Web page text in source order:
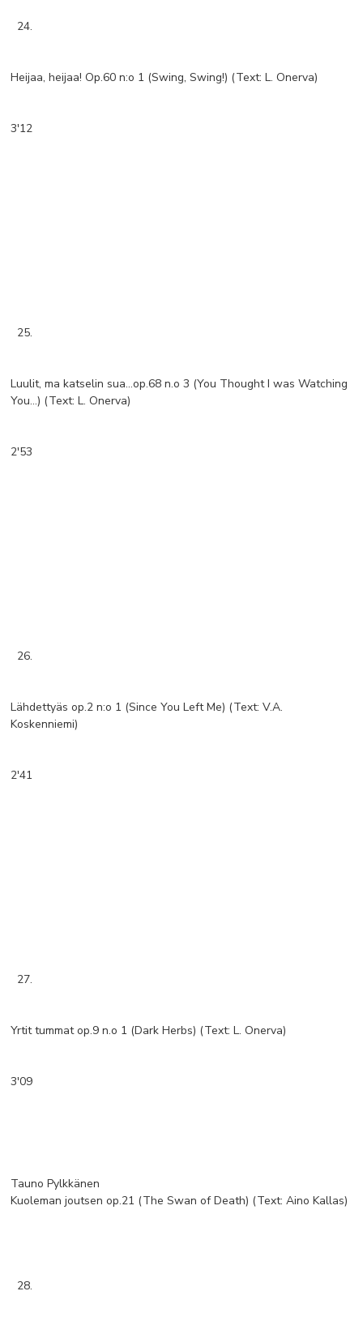
24.
Heijaa, heijaa! Op.60 n:o 1 (Swing, Swing!) (Text: L. Onerva)
3'12
25.
Luulit, ma katselin sua…op.68 n.o 3 (You Thought I was Watching
You...) (Text: L. Onerva)
2'53
26.
Lähdettyäs op.2 n:o 1 (Since You Left Me) (Text: V.A.
Koskenniemi)
2'41
27.
Yrtit tummat op.9 n.o 1 (Dark Herbs) (Text: L. Onerva)
3'09
Tauno Pylkkänen
Kuoleman joutsen op.21 (The Swan of Death) (Text: Aino Kallas)
28.